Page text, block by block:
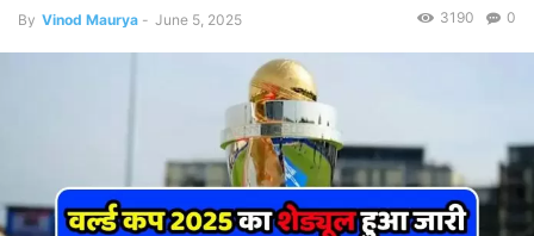
By Vinod Maurya - June 5, 2025 0
3190